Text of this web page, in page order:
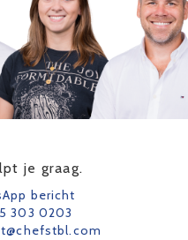
je graag.
bericht
303 0203